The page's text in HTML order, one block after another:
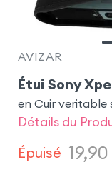
AVIZAR
Étui Sony
en Cuir veritable
Détails du
Épuisé 19,90